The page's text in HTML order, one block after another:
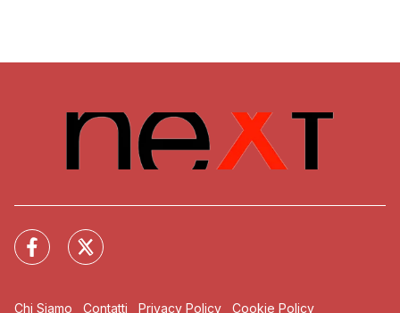
Chi Siamo Contatti Privacy Policy Cookie Policy